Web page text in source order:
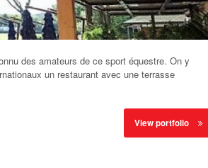
des amateurs de ce sport équestre. On y
un restaurant avec une terrasse
View portfolio